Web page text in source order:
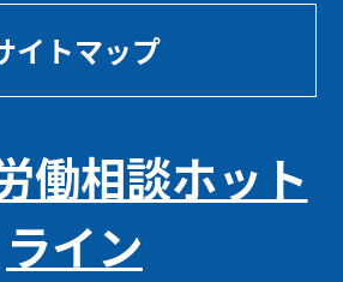
イトマップ
働相談ホット
ライン